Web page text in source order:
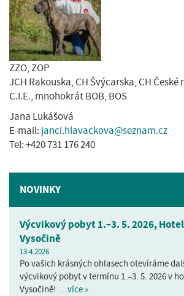
ZZO, ZOP
JCH Rakouska, CH Švýcarska, CH České
C.I.E., mnohokrát BOB, BOS
Jana Lukášová
E-mail: janci.hlavackova@seznam.cz
Tel: +420 731 176 240
NOVINKY
Výcvikový pobyt 1.–3. 5. 2026,
Vysočině
13.4.2026
Po vašich krásných ohlasech otevíráme
výcvikový pobyt v termínu 1.–3. 5. 2026 v
Vysočině! …více »